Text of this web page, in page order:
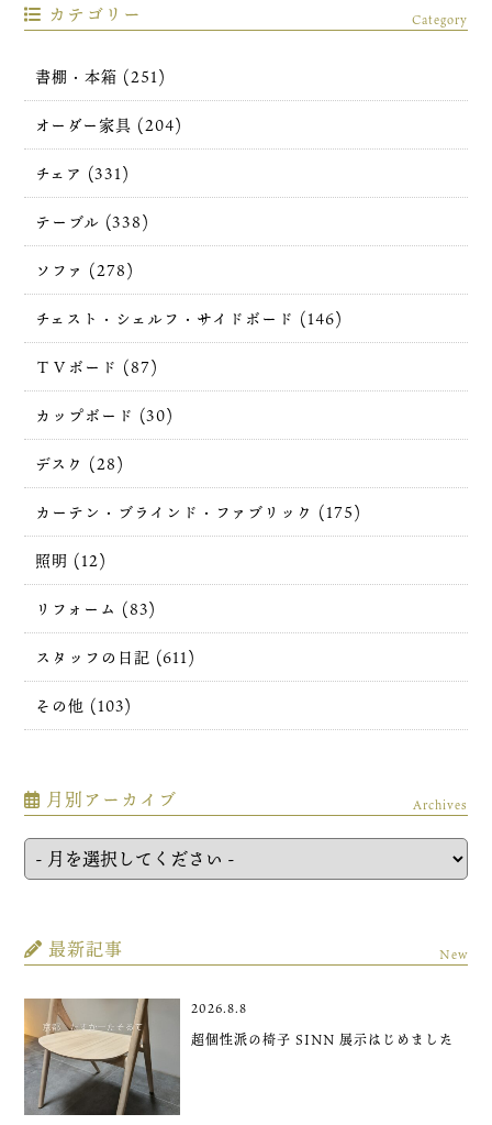
カテゴリー Category
書棚・本箱 (251)
オーダー家具 (204)
チェア (331)
テーブル (338)
ソファ (278)
チェスト・シェルフ・サイドボード (146)
ＴＶボード (87)
カップボード (30)
デスク (28)
カーテン・ブラインド・ファブリック (175)
照明 (12)
リフォーム (83)
スタッフの日記 (611)
その他 (103)
月別アーカイブ Archives
最新記事 New
2026.8.8
超個性派の椅子 SINN 展示はじめました